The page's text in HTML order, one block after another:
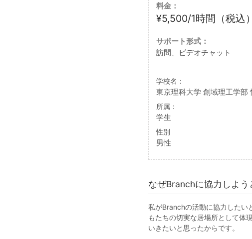
料金：
¥5,500/1時間（税込）
サポート形式：
訪問、ビデオチャット
学校名：
東京理科大学 創域理工学部
所属：
学生
性別
男性
なぜBranchに協力しよう
私がBranchの活動に協力したい
もたちの切実な居場所として体
いきたいと思ったからです。